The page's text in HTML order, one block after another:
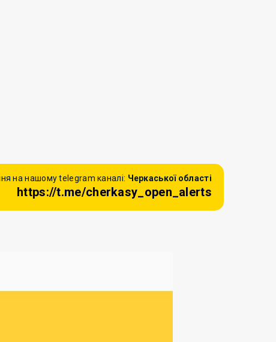
на нашому telegram каналі: Черкаської області
https://t.me/cherkasy_open_alerts